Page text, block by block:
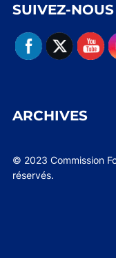
SUIVEZ-
ARCHIVES
© 2023 Commission
réservés.